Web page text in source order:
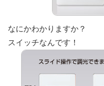
なにかわかりますか？
スイッチなんです！